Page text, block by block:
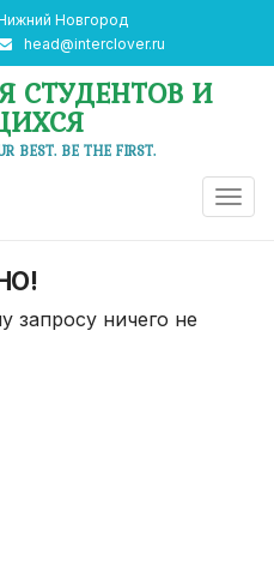
Новгород
head@interclover.ru
СТУДЕНТОВ И
BEST. BE THE FIRST.
ничего не